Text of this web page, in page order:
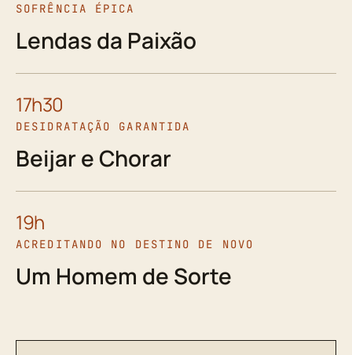
SOFRÊNCIA ÉPICA
Lendas da Paixão
17h30
DESIDRATAÇÃO GARANTIDA
Beijar e Chorar
19h
ACREDITANDO NO DESTINO DE NOVO
Um Homem de Sorte